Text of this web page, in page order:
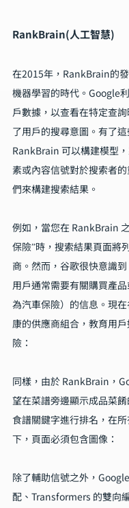
RankBrain(人工智慧)
在2015年，RankBrain的
機器學習的時代。Google
戶數據，以查看在特定查
了用戶的搜尋意圖。有了這
RankBrain 可以構建模型
素或內容信號對於搜索者
們來構建搜索結果。
例如，當您在 RankBrain
保險”時，搜索結果頁面將
商。然而，谷歌很快意識
用戶通常需要有關購買產
為汽車保險）的信息。現
康的供應商組合，教育用
險：
同樣，由於 RankBrain，
望在菜譜旁邊顯示成品菜
食譜關鍵字進行排名，在
下，頁面必須包含圖像：
除了輔助信號之外，
配、Transformers 的雙向